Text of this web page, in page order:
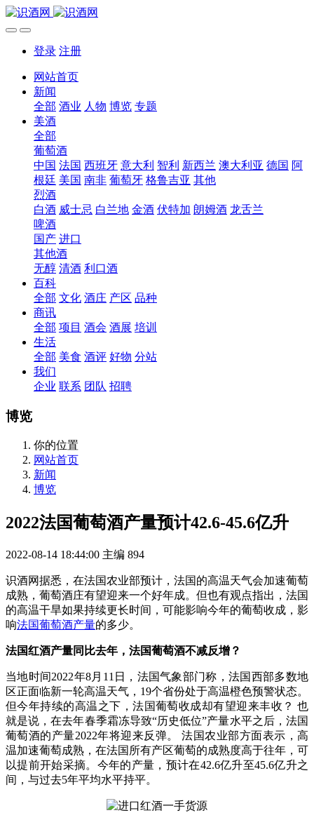
登录 注册
网站首页
新闻
全部 酒业 人物 博览 专题
美酒
全部
葡萄酒
中国 法国 西班牙 意大利 智利 新西兰 澳大利亚 德国 阿
根廷 美国 南非 葡萄牙 格鲁吉亚 其他
烈酒
白酒 威士忌 白兰地 金酒 伏特加 朗姆酒 龙舌兰
啤酒
国产 进口
其他酒
无醇 清酒 利口酒
百科
全部 文化 酒庄 产区 品种
商讯
全部 项目 酒会 酒展 培训
生活
全部 美食 酒评 好物 分站
我们
企业 联系 团队 招聘
博览
你的位置
网站首页
新闻
博览
2022法国葡萄酒产量预计42.6-45.6亿升
2022-08-14 18:44:00 主编 894
识酒网据悉，在法国农业部预计，法国的高温天气会加速葡萄
成熟，葡萄酒庄有望迎来一个好年成。但也有观点指出，法国
的高温干旱如果持续更长时间，可能影响今年的葡萄收成，影
响法国葡萄酒产量的多少。
法国红酒产量同比去年，法国葡萄酒不减反增？
当地时间2022年8月11日，法国气象部门称，法国西部多数地
区正面临新一轮高温天气，19个省份处于高温橙色预警状态。
但今年持续的高温之下，法国葡萄收成却有望迎来丰收？ 也
就是说，在去年春季霜冻导致“历史低位”产量水平之后，法国
葡萄酒的产量2022年将迎来反弹。 法国农业部方面表示，高
温加速葡萄成熟，在法国所有产区葡萄的成熟度高于往年，可
以提前开始采摘。今年的产量，预计在42.6亿升至45.6亿升之
间，与过去5年平均水平持平。